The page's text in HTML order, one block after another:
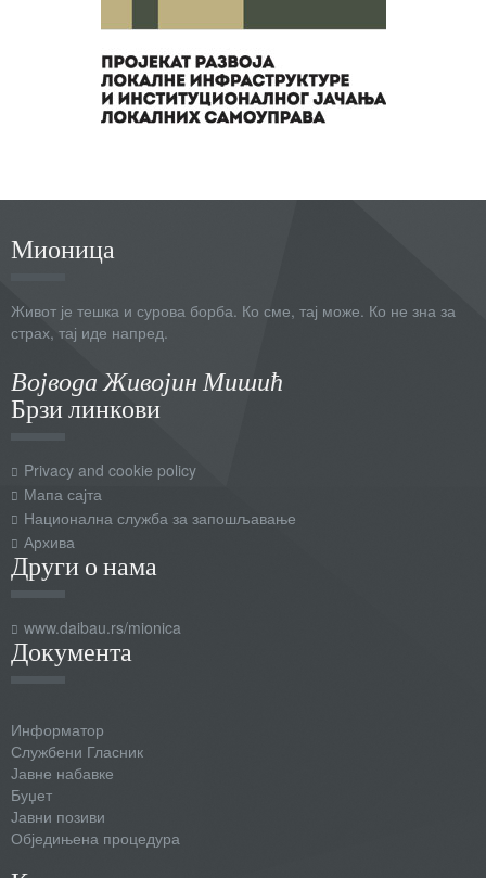
Мионица
Живот је тешка и сурова борба. Ко сме, тај може. Ко не зна за
страх, тај иде напред.
Војвода Живојин Мишић
Брзи линкови
Privacy and cookie policy
Мапа сајта
Национална служба за запошљавање
Архива
Други о нама
www.daibau.rs/mionica
Документа
Информатор
Службени Гласник
Јавне набавке
Буџет
Јавни позиви
Обједињена процедура